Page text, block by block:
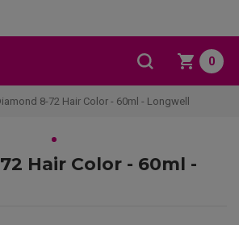
0
8-72 Hair Color - 60ml - Longwell
Hair Color - 60ml -